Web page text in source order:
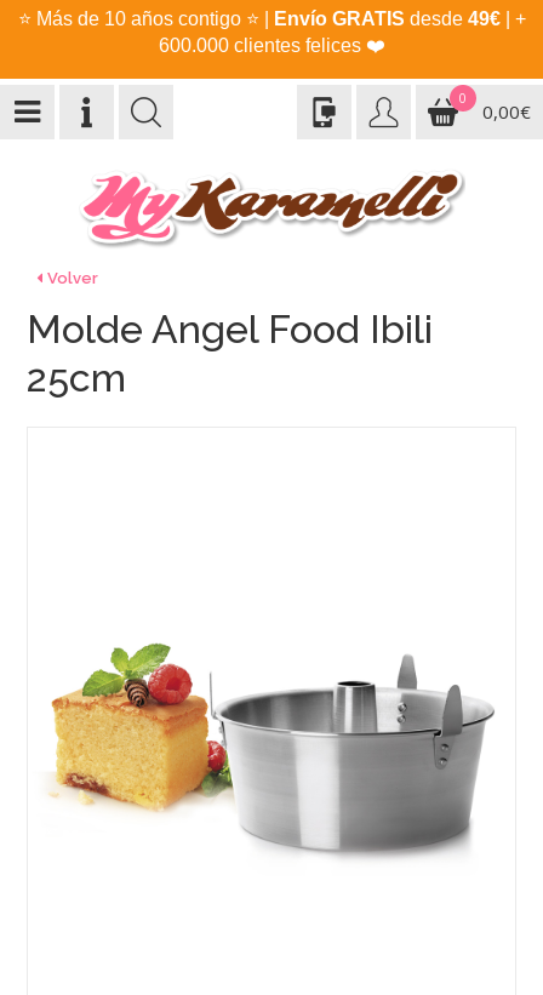
⭐ Más de 10 años contigo ⭐ Envío GRATIS desde 49€| +
600.000 clientes felices ❤️
0
0,00€
Volver
Molde Angel Food Ibili
25cm